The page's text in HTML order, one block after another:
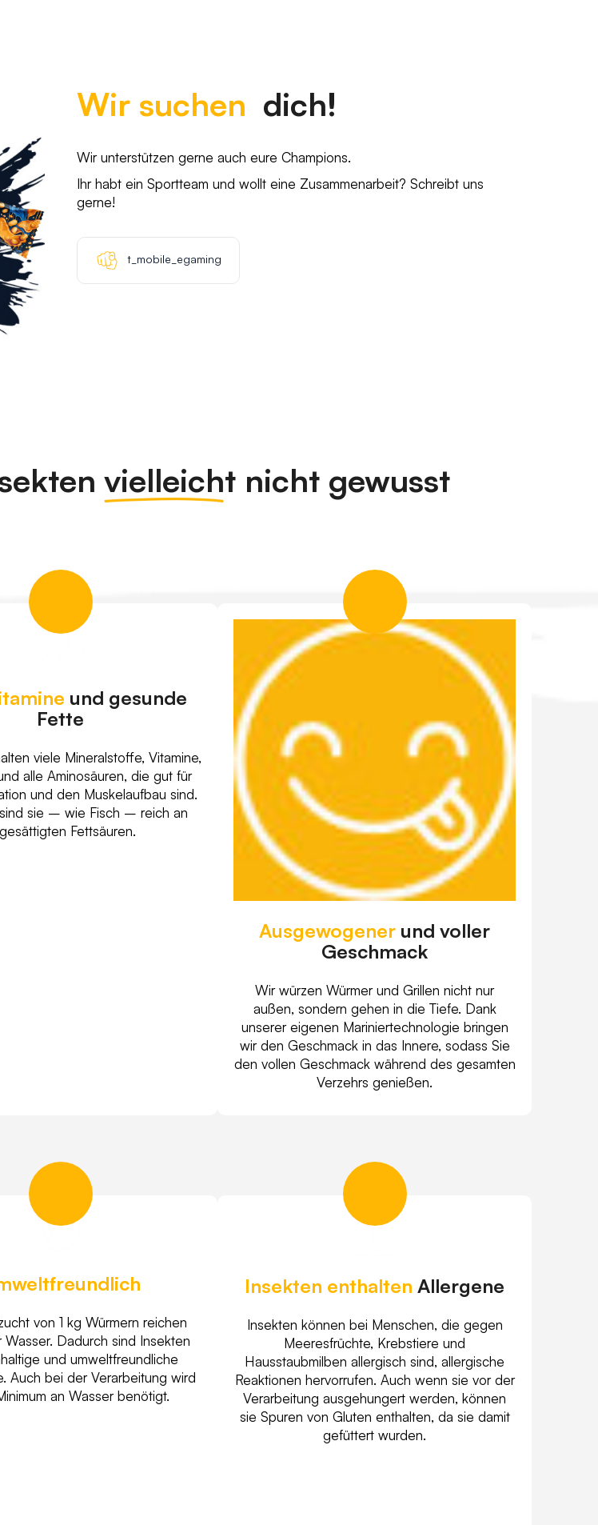
Wir suchen dich!
Wir unterstützen gerne auch eure Champions.
Ihr habt ein Sportteam und wollt eine Zusammenarbeit? Schreibt uns
gerne!
t_mobile_egaming
vielleicht nicht gewusst
und gesunde
Fette
viele Mineralstoffe, Vitamine,
alle Aminosäuren, die gut für
und den Muskelaufbau sind.
sie – wie Fisch – reich an
Fettsäuren.
Ausgewogener und voller
Geschmack
Wir würzen Würmer und Grillen nicht nur
außen, sondern gehen in die Tiefe. Dank
unserer eigenen Mariniertechnologie bringen
wir den Geschmack in das Innere, sodass Sie
den vollen Geschmack während des gesamten
Verzehrs genießen.
von 1 kg Würmern reichen
Dadurch sind Insekten
und umweltfreundliche
Auch bei der Verarbeitung wird
an Wasser benötigt.
Insekten enthaltenAllergene
Insekten können bei Menschen, die gegen
Meeresfrüchte, Krebstiere und
Hausstaubmilben allergisch sind, allergische
Reaktionen hervorrufen. Auch wenn sie vor der
Verarbeitung ausgehungert werden, können
sie Spuren von Gluten enthalten, da sie damit
gefüttert wurden.